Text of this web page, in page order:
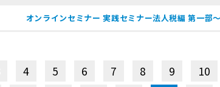
オンラインセミナー 実践セミナー法人税編 第一部
4 5 6 7 8 9 10